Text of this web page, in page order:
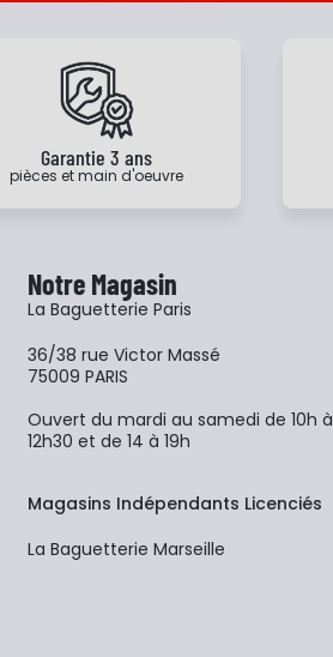
Garantie 3 ans
pièces et main d'oeuvre
Notre Magasin
La Baguetterie Paris
36/38 rue Victor Massé
75009 PARIS
Ouvert du mardi au samedi de 10h à
12h30 et de 14 à 19h
Magasins Indépendants Licenciés
La Baguetterie Marseille